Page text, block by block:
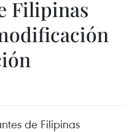
Filipinas
de Filipinas